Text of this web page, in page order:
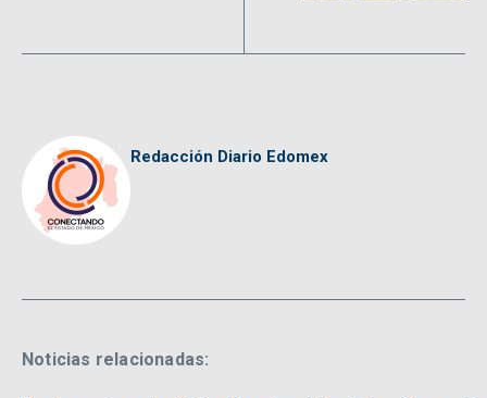
Redacción Diario Edomex
Noticias relacionadas: